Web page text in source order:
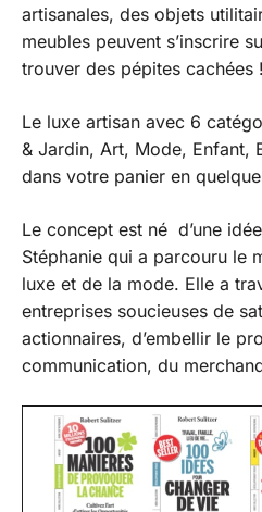
artisanales, des objets
meubles peuvent s’inscrire
trouver des pépites cachées !
Le luxe artisan avec 6
& Jardin, Art, Mode, Enfant,
dans votre panier en
Le concept est né d’une
Stéphanie qui a parcouru le
luxe et de la mode. Elle a
entreprises soucieuses de
actionnaires, d’embellir le
communication, du